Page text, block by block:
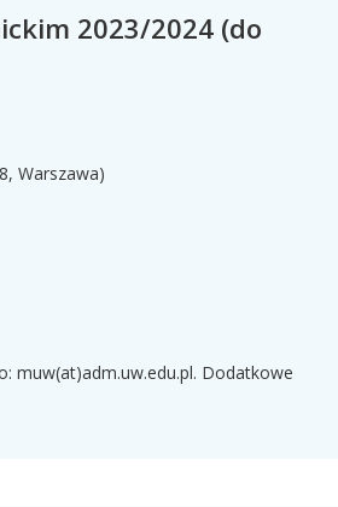
2023/2024 (do
Warszawa)
muw(at)adm.uw.edu.pl. Dodatkowe